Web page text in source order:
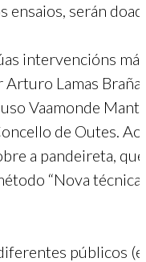
ensaios, serán
intervencións
Lamas
Vaamonde
de Outes.
a pandeireta,
“Nova técnica
públicos